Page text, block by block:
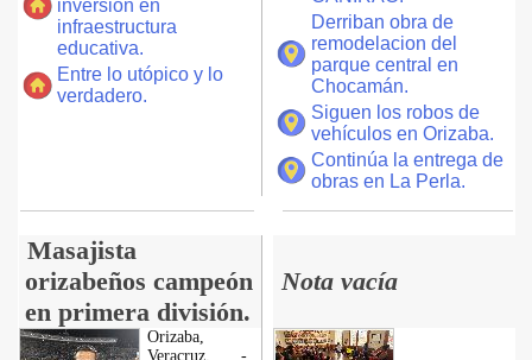
inversión en
infraestructura
educativa.
Entre lo utópico y lo
verdadero.
Derriban obra de
remodelacion del
parque central en
Chocamán.
Siguen los robos de
vehículos en Orizaba.
Continúa la entrega de
obras en La Perla.
Masajista
orizabeños campeón
en primera división.
Nota vacía
Orizaba,
Veracruz. -